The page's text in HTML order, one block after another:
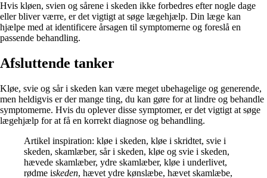
Hvis kløen, svien og sårene i skeden ikke forbedres efter nogle dage
eller bliver værre, er det vigtigt at søge lægehjælp. Din læge kan
hjælpe med at identificere årsagen til symptomerne og foreslå en
passende behandling.
Afsluttende tanker
Kløe, svie og sår i skeden kan være meget ubehagelige og generende,
men heldigvis er der mange ting, du kan gøre for at lindre og behandle
symptomerne. Hvis du oplever disse symptomer, er det vigtigt at søge
lægehjælp for at få en korrekt diagnose og behandling.
Artikel inspiration: kløe i skeden, kløe i skridtet, svie i
skeden, skamlæber, sår i skeden, kløe og svie i skeden,
hævede skamlæber, ydre skamlæber, kløe i underlivet,
rødme iskeden, hævet ydre kønslæbe, hævet skamlæbe,